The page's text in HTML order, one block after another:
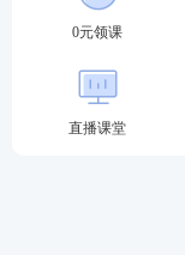
教材精讲班
0元领课
直播课堂